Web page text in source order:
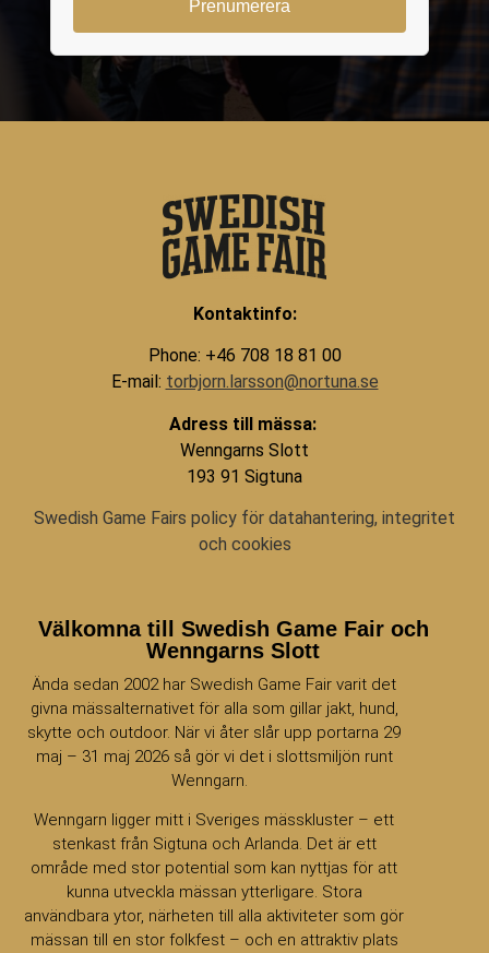
Kontaktinfo:
Phone: +46 708 18 81 00
E-mail: torbjorn.larsson@nortuna.se
Adress till mässa:
Wenngarns Slott
193 91 Sigtuna
Swedish Game Fairs policy för datahantering, integritet
och cookies
Välkomna till Swedish Game Fair och
Wenngarns Slott
Ända sedan 2002 har Swedish Game Fair varit det
givna mässalternativet för alla som gillar jakt, hund,
skytte och outdoor. När vi åter slår upp portarna 29
maj – 31 maj 2026 så gör vi det i slottsmiljön runt
Wenngarn.
Wenngarn ligger mitt i Sveriges mässkluster – ett
stenkast från Sigtuna och Arlanda. Det är ett
område med stor potential som kan nyttjas för att
kunna utveckla mässan ytterligare. Stora
användbara ytor, närheten till alla aktiviteter som gör
mässan till en stor folkfest – och en attraktiv plats